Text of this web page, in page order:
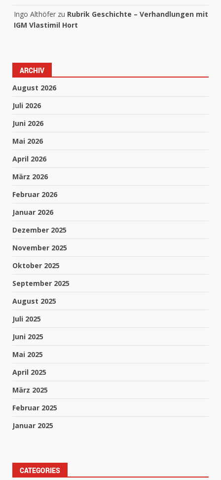
Ingo Althöfer zu Rubrik Geschichte – Verhandlungen mit
IGM Vlastimil Hort
ARCHIV
August 2026
Juli 2026
Juni 2026
Mai 2026
April 2026
März 2026
Februar 2026
Januar 2026
Dezember 2025
November 2025
Oktober 2025
September 2025
August 2025
Juli 2025
Juni 2025
Mai 2025
April 2025
März 2025
Februar 2025
Januar 2025
CATEGORIES